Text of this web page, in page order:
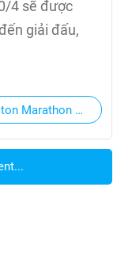
4 sẽ được
giải đấu,
Marathon 2020